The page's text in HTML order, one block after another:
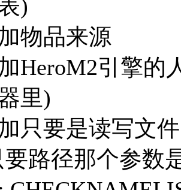
)
物品来源
HeroM2引擎的
里)
只要是读写文
要路径那个参数